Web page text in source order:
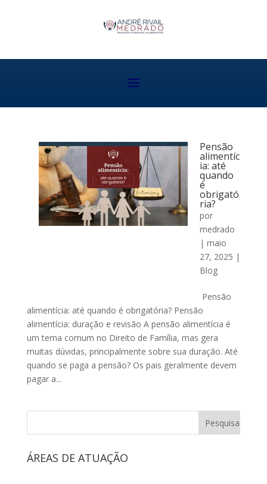
Pensão
alimentíc
ia: até
quando
é
obrigató
ria?
por
medrado
| maio
27, 2025 |
Blog
Pensão
alimentícia: até quando é obrigatória? Pensão
alimentícia: duração e revisão A pensão alimentícia é
um tema comum no Direito de Família, mas gera
muitas dúvidas, principalmente sobre sua duração. Até
quando se paga a pensão? Os pais geralmente devem
pagar a...
ÁREAS DE ATUAÇÃO